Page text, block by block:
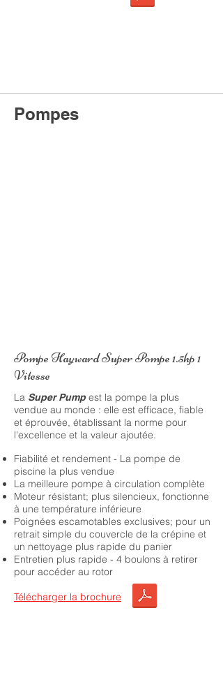
Pompes
Pompe Hayward Super Pompe 1.5hp 1
Vitesse
La Super Pumpest la pompe la plus
vendue au monde : elle est efficace, fiable
et éprouvée, établissant la norme pour
l'excellence et la valeur ajoutée.
Fiabilité et rendement - La pompe de
piscine la plus vendue
La meilleure pompe à circulation complète
Moteur résistant; plus silencieux, fonctionne
à une température inférieure
Poignées escamotables exclusives; pour un
retrait simple du couvercle de la crépine et
un nettoyage plus rapide du panier
Entretien plus rapide - 4 boulons à retirer
pour accéder au rotor
Télécharger la brochure